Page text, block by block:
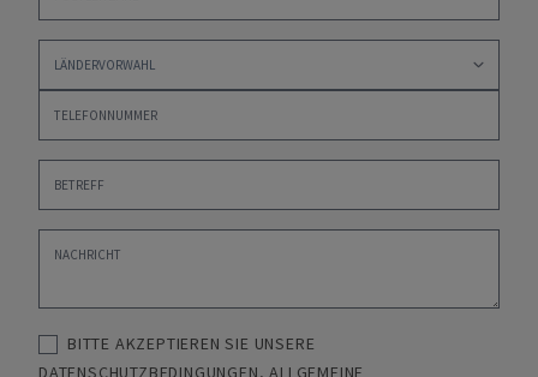
BITTE AKZEPTIEREN SIE UNSERE
DATENSCHUTZBEDINGUNGEN,ALLGEMEINE